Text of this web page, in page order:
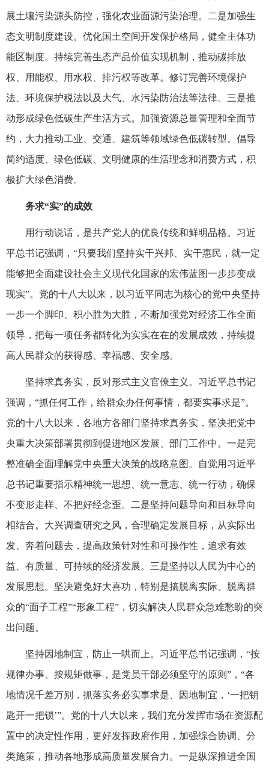
展土壤污染源头防控，强化农业面源污染治理。二是加强生
态文明制度建设。优化国土空间开发保护格局，健全主体功
能区制度。持续完善生态产品价值实现机制，推动碳排放
权、用能权、用水权、排污权等改革。修订完善环境保护
法、环境保护税法以及大气、水污染防治法等法律。三是推
动形成绿色低碳生产生活方式。加强资源总量管理和全面节
约，大力推动工业、交通、建筑等领域绿色低碳转型。倡导
简约适度、绿色低碳、文明健康的生活理念和消费方式，积
极扩大绿色消费。
务求“实”的成效
用行动说话，是共产党人的优良传统和鲜明品格。习近
平总书记强调，“只要我们坚持实干兴邦、实干惠民，就一定
能够把全面建设社会主义现代化国家的宏伟蓝图一步步变成
现实”。党的十八大以来，以习近平同志为核心的党中央坚持
一步一个脚印、积小胜为大胜，不断加强党对经济工作全面
领导，把每一项任务都转化为实实在在的发展成效，持续提
高人民群众的获得感、幸福感、安全感。
坚持求真务实，反对形式主义官僚主义。习近平总书记
强调，“抓任何工作，给群众办任何事情，都要实事求是”。
党的十八大以来，各地方各部门坚持求真务实，坚决把党中
央重大决策部署贯彻到促进地区发展、部门工作中。一是完
整准确全面理解党中央重大决策的战略意图。自觉用习近平
总书记重要指示精神统一思想、统一意志、统一行动，确保
不变形走样、不把好经念歪。二是坚持问题导向和目标导向
相结合。大兴调查研究之风，合理确定发展目标，从实际出
发、奔着问题去，提高政策针对性和可操作性，追求有效
益、有质量、可持续的经济发展。三是坚持以人民为中心的
发展思想。坚决避免好大喜功，特别是搞脱离实际、脱离群
众的“面子工程”“形象工程”，切实解决人民群众急难愁盼的突
出问题。
坚持因地制宜，防止一哄而上。习近平总书记强调，“按
规律办事、按规矩做事，是党员干部必须坚守的原则”，“各
地情况千差万别，抓落实务必实事求是、因地制宜，‘一把钥
匙开一把锁’”。党的十八大以来，我们充分发挥市场在资源配
置中的决定性作用，更好发挥政府作用，加强综合协调、分
类施策，推动各地形成高质量发展合力。一是纵深推进全国